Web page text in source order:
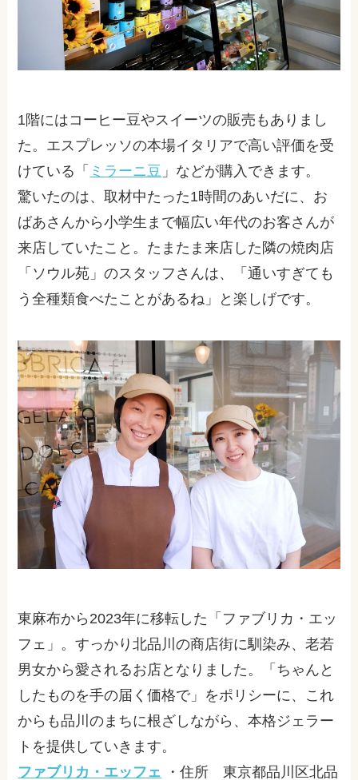
1階にはコーヒー豆やスイーツの販売もありまし
た。エスプレッソの本場イタリアで高い評価を受
けている「 ミラーニ豆 」などが購入できます。
驚いたのは、取材中たった1時間のあいだに、お
ばあさんから小学生まで幅広い年代のお客さんが
来店していたこと。たまたま来店した隣の焼肉店
「ソウル苑」のスタッフさんは、「通いすぎても
う全種類食べたことがあるね」と楽しげです。
東麻布から 2023年に移転した「ファブリカ・エッ
フェ」。すっかり北品川の商店街に馴染み、老若
男女から愛されるお店となりました。「ちゃんと
したものを手の届く価格で」をポリシーに、これ
からも品川のまちに根ざしながら、本格ジェラー
トを提供していきます。
ファブリカ・エッフェ
・住所 東京都品川区北品